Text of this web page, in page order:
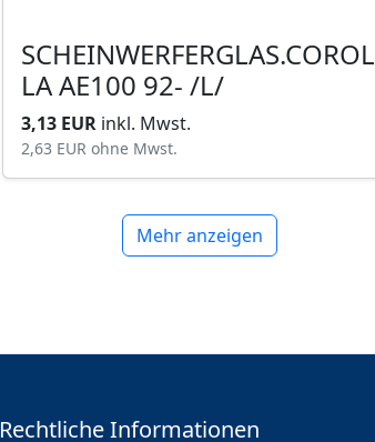
SCHEINWERFERGLAS.COROL
LA AE100 92- /L/
3,13 EUR inkl. Mwst.
2,63 EUR ohne Mwst.
Mehr anzeigen
Rechtliche Informationen